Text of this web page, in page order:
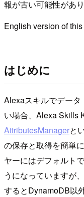
報が古い可能性があ
English version of
はじめに
Alexaスキルでデー
い場合、Alexa Skills
AttributesManagerと
の保存と取得を簡単
ヤーにはデフォルトで
うになっていますが
するとDynamoDB以